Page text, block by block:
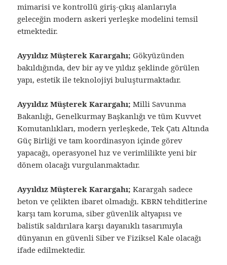
mimarisi ve kontrollü giriş-çıkış alanlarıyla
geleceğin modern askeri yerleşke modelini temsil
etmektedir.
Ayyıldız Müşterek Karargahı; Gökyüzünden
bakıldığında, dev bir ay ve yıldız şeklinde görülen
yapı, estetik ile teknolojiyi buluşturmaktadır.
Ayyıldız Müşterek Karargahı; Milli Savunma
Bakanlığı, Genelkurmay Başkanlığı ve tüm Kuvvet
Komutanlıkları, modern yerleşkede, Tek Çatı Altında
Güç Birliği ve tam koordinasyon içinde görev
yapacağı, operasyonel hız ve verimlilikte yeni bir
dönem olacağı vurgulanmaktadır.
Ayyıldız Müşterek Karargahı; Karargah sadece
beton ve çelikten ibaret olmadığı. KBRN tehditlerine
karşı tam koruma, siber güvenlik altyapısı ve
balistik saldırılara karşı dayanıklı tasarımıyla
dünyanın en güvenli Siber ve Fiziksel Kale olacağı
ifade edilmektedir.